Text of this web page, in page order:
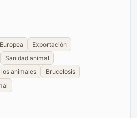
Exportación
Sanidad animal
animales
Brucelosis